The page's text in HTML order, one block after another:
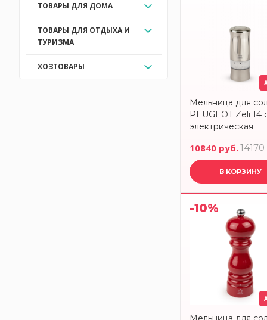
ТОВАРЫ ДЛЯ ДОМА
ТОВАРЫ ДЛЯ ОТДЫХА И
ТУРИЗМА
ХОЗТОВАРЫ
Мельница для
PEUGEOT Zeli 14
электрическая
10840 руб.
В КОРЗИНУ
-10%